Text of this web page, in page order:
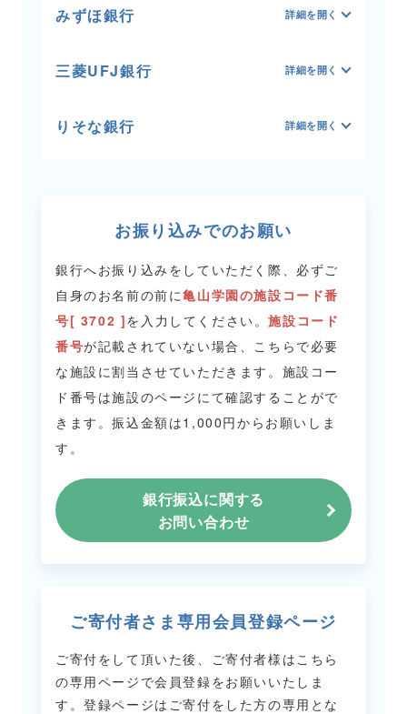
みずほ銀行
三菱UFJ銀行
りそな銀行
お振り込みでのお願い
銀行へお振り込みをしていただく際、必ずご
自身のお名前の前に亀山学園の施設コード番
号[ 3702 ]を入力してください。施設コード
番号が記載されていない場合、こちらで必要
な施設に割当させていただきます。 施設コー
ド番号は施設のページにて確認することがで
きます。振込金額は1,000円からお願いしま
す。
銀行振込に関する
お問い合わせ
ご寄付者さま専用会員登録ページ
ご寄付をして頂いた後、ご寄付者様はこちら
の専用ページで会員登録をお願いいたしま
す。登録ページはご寄付をした方の専用とな